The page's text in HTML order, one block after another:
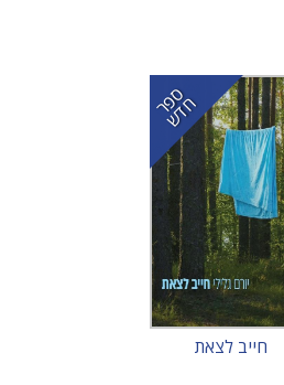
ס
פ
ר
ח
ד
ש
חייב לצאת